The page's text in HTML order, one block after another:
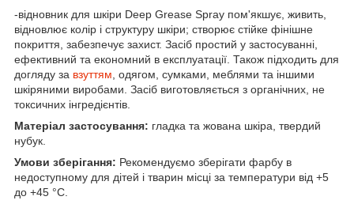
-відновник для шкіри Deep Grease Spray пом'якшує, живить,
відновлює колір і структуру шкіри; створює стійке фінішне
покриття, забезпечує захист. Засіб простий у застосуванні,
ефективний та економний в експлуатації. Також підходить для
догляду за взуттям , одягом, сумками, меблями та іншими
шкіряними виробами. Засіб виготовляється з органічних, не
токсичних інгредієнтів.
Матеріал застосування: гладка та жована шкіра, твердий
нубук.
Умови зберігання: Рекомендуємо зберігати фарбу в
недоступному для дітей і тварин місці за температури від +5
до +45 °C.